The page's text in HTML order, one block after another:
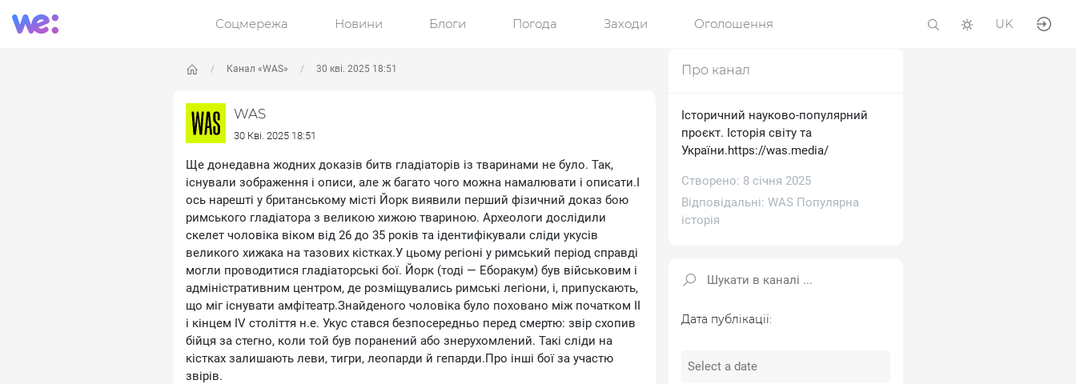
Соцмережа Новини Блоги Погода Заходи Оголошення UK
Канал «WAS» 30 кві. 2025 18:51
WAS
30 Кві. 2025 18:51
Ще донедавна жодних доказів битв гладіаторів із тваринами не було. Так,
існували зображення і описи, але ж багато чого можна намалювати і описати.І
ось нарешті у британському місті Йорк виявили перший фізичний доказ бою
римського гладіатора з великою хижою твариною. Археологи дослідили
скелет чоловіка віком від 26 до 35 років та ідентифікували сліди укусів
великого хижака на тазових кістках.У цьому регіоні у римський період справді
могли проводитися гладіаторські бої. Йорк (тоді — Еборакум) був військовим і
адміністративним центром, де розміщувались римські легіони, і, припускають,
що міг існувати амфітеатр.Знайденого чоловіка було поховано між початком II
і кінцем IV століття н.е. Укус стався безпосередньо перед смертю: звір схопив
бійця за стегно, коли той був поранений або знерухомлений. Такі сліди на
кістках залишають леви, тигри, леопарди й гепарди.Про інші бої за участю
звірів.
Про канал
Історичний науково-популярний
проєкт. Історія світу та
України.https://was.media/
Створено: 8 січня 2025
Відповідальні: WAS Популярна
історія
Дата публікації: